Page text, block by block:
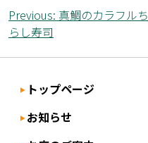
投
稿
ナ
ゲ
ー
Previous: 真鯛のカラフルち
らし寿司
トップページ
お知らせ